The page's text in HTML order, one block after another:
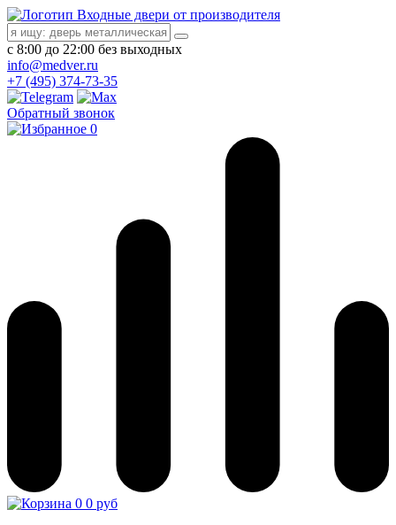
Входные двери от производителя
с 8:00 до 22:00 без выходных
info@medver.ru
+7 (495) 374-73-35
Обратный звонок
0
0 0 руб